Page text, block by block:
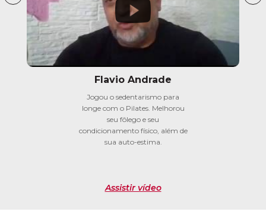
Flavio Andrade
Jogou o sedentarismo para
longe com o Pilates. Melhorou
seu fôlego e seu
condicionamento físico, além de
sua auto-estima.
Assistir vídeo